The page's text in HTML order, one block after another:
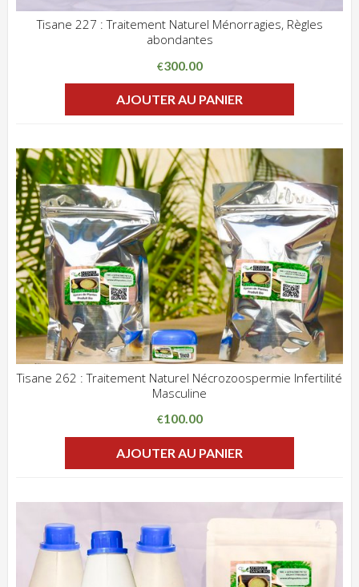
Tisane 227 : Traitement Naturel Ménorragies, Règles
abondantes
€300.00
AJOUTER AU PANIER
Tisane 262 : Traitement Naturel Nécrozoospermie Infertilité
Masculine
€100.00
AJOUTER AU PANIER